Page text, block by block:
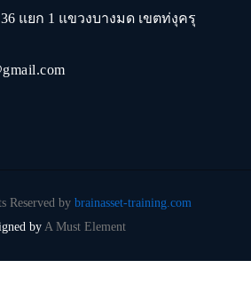
แยก 1 แขวงบางมด เขตท่งุครุ
Reserved by brainasset-training.com
byA Must Element